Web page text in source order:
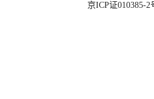
京ICP证010385-2